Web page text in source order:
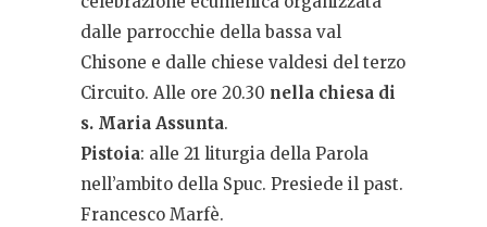
dalle parrocchie della bassa val
Chisone e dalle chiese valdesi del terzo
Circuito. Alle ore 20.30 nella chiesa di
s. Maria Assunta.
Pistoia: alle 21 liturgia della Parola
nell’ambito della Spuc. Presiede il past.
Francesco Marfè.